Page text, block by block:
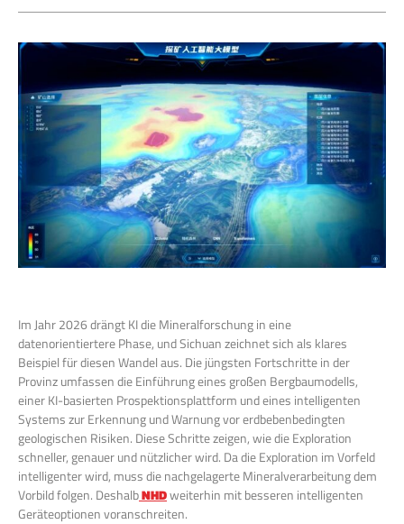
Im Jahr 2026 drängt KI die Mineralforschung in eine
datenorientiertere Phase, und Sichuan zeichnet sich als klares
Beispiel für diesen Wandel aus. Die jüngsten Fortschritte in der
Provinz umfassen die Einführung eines großen Bergbaumodells,
einer KI-basierten Prospektionsplattform und eines intelligenten
Systems zur Erkennung und Warnung vor erdbebenbedingten
geologischen Risiken. Diese Schritte zeigen, wie die Exploration
schneller, genauer und nützlicher wird. Da die Exploration im Vorfeld
intelligenter wird, muss die nachgelagerte Mineralverarbeitung dem
Vorbild folgen. DeshalbNHDweiterhin mit besseren intelligenten
Geräteoptionen voranschreiten.